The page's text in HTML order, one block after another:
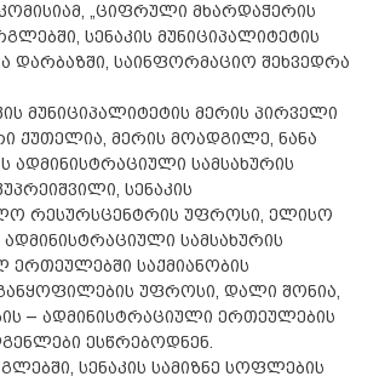
„ციფრული მხარდაჭერის
სენაკის მუნიციპალიტეტის
დარბაზში, საინფორმაციო შეხვედრა
მუნიციპალიტეტის მერის პირველი
ქუთელია, მერის მოადგილე, ნანა
ადმინისტრაციული სამსახურის
სენაკის
რესურსცენტრის უფროსი, ელისო
სამსახურის
ერთეულებში საქმიანობის
უფროსი, დალი შონია,
– ადმინისტრაციული ერთეულების
ესწრებოდნენ.
სენაკის სამიზნე სოფლების